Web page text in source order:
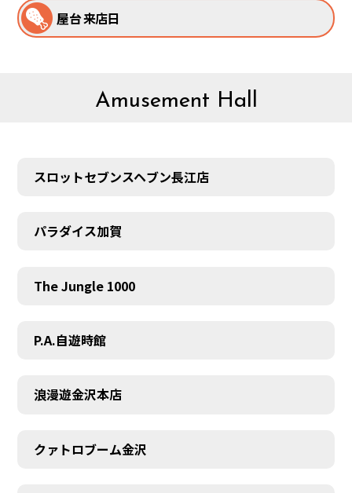
屋台 来店日
Amusement Hall
スロットセブンスヘブン長江店
パラダイス加賀
The Jungle 1000
P.A.自遊時館
浪漫遊金沢本店
クァトロブーム金沢